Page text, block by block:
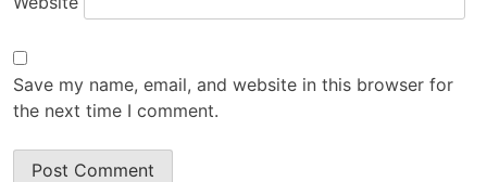
Save my name, email, and website in this browser for
the next time I comment.